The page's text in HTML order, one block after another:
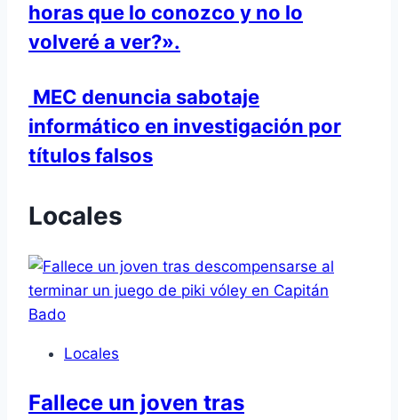
horas que lo conozco y no lo
volveré a ver?».
MEC denuncia sabotaje
informático en investigación por
títulos falsos
Locales
Locales
Fallece un joven tras